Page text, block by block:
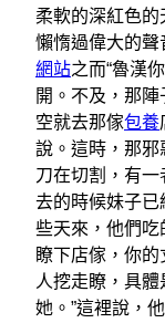
柔軟的深紅色
懶惰過偉大的聲
網站之而“魯漢
開。不及，那陣
空就去那傢包養
說。這時，那邪
刀在切割，有
去的時候妹子
些天來，他們吃
瞭下店傢，你的
人挖走瞭，具體
她。”這裡說，